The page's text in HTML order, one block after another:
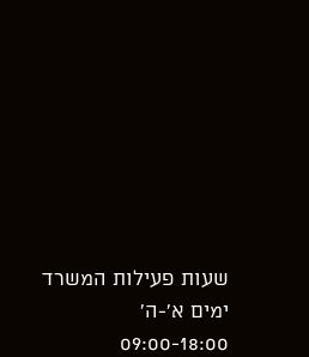
שעות פעילות המשרד
ימים א’-ה’
09:00-18:00